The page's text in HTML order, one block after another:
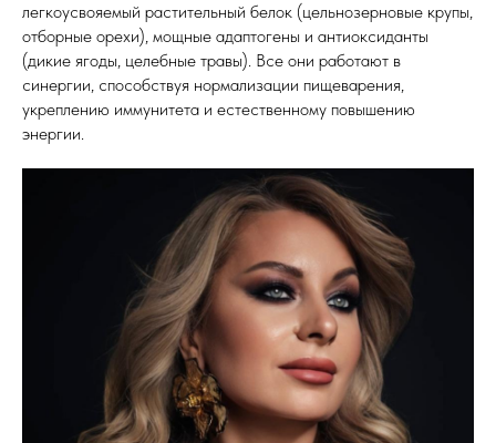
легкоусвояемый растительный белок (цельнозерновые крупы,
отборные орехи), мощные адаптогены и антиоксиданты
(дикие ягоды, целебные травы). Все они работают в
синергии, способствуя нормализации пищеварения,
укреплению иммунитета и естественному повышению
энергии.